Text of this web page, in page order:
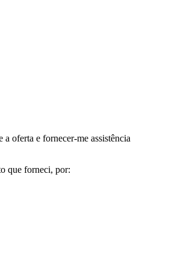
oferta e fornecer-me assistência
que forneci, por: